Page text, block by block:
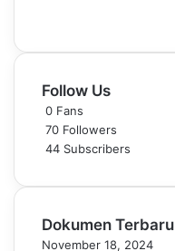
Follow Us
0 Fans
70 Followers
44 Subscribers
Dokumen Terbaru
November 18, 2024